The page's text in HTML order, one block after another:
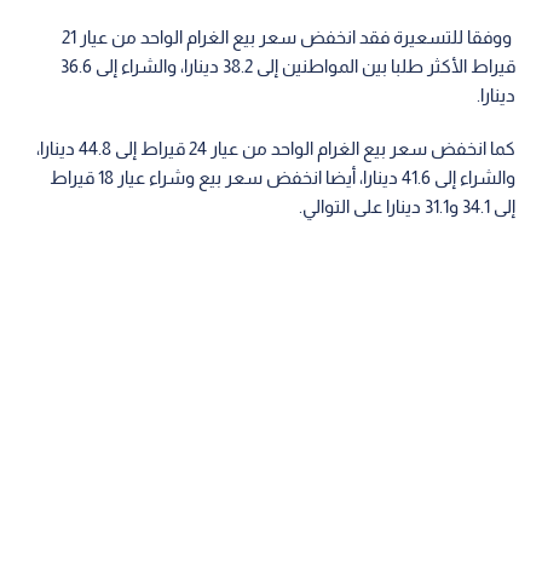
ووفقا للتسعيرة فقد انخفض سعر بيع الغرام الواحد من عيار 21
قيراط الأكثر طلبا بين المواطنين إلى 38.2 دينارا، والشراء إلى 36.6
دينارا.
كما انخفض سعر بيع الغرام الواحد من عيار 24 قيراط إلى 44.8 دينارا،
والشراء إلى 41.6 دينارا، أيضا انخفض سعر بيع وشراء عيار 18 قيراط
إلى 34.1 و31.1 دينارا على التوالي.